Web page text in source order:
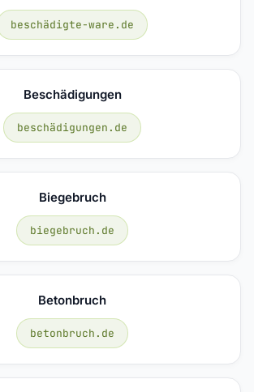
beschädigte-ware.de
Beschädigungen
beschädigungen.de
Biegebruch
biegebruch.de
Betonbruch
betonbruch.de